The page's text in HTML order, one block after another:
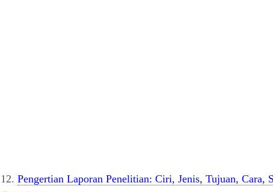
12. Pengertian Laporan Penelitian: Ciri, Jenis, Tujuan, Cara,